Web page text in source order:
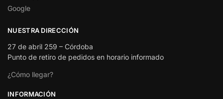
Google
NUESTRA DIRECCIÓN
27 de abril 259 – Córdoba
Punto de retiro de pedidos en horario informado
¿Cómo llegar?
INFORMACIÓN